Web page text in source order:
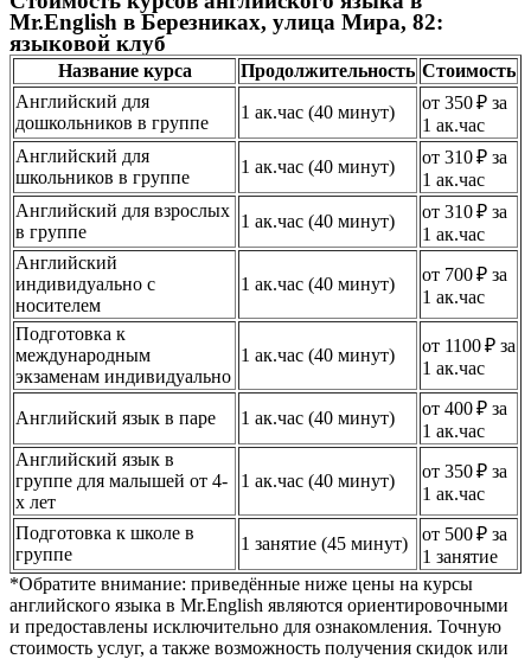
Mr.English в Березниках, улица Мира, 82:
языковой клуб
Название курса Продолжительность Стоимость
Английский для
дошкольников в группе
1 ак.час (40 минут)
от 350 ₽ за
1 ак.час
Английский для
школьников в группе
1 ак.час (40 минут)
от 310 ₽ за
1 ак.час
Английский для взрослых
в группе
1 ак.час (40 минут)
от 310 ₽ за
1 ак.час
Английский
индивидуально с
носителем
1 ак.час (40 минут)
от 700 ₽ за
1 ак.час
Подготовка к
международным
экзаменам индивидуально
1 ак.час (40 минут)
от 1100 ₽ за
1 ак.час
Английский язык в паре 1 ак.час (40 минут)
от 400 ₽ за
1 ак.час
Английский язык в
группе для малышей от 4-
х лет
1 ак.час (40 минут)
от 350 ₽ за
1 ак.час
Подготовка к школе в
группе
1 занятие (45 минут)
от 500 ₽ за
1 занятие
*Обратите внимание: приведённые ниже цены на курсы
английского языка в Mr.English являются ориентировочными
и предоставлены исключительно для ознакомления. Точную
стоимость услуг, а также возможность получения скидок или